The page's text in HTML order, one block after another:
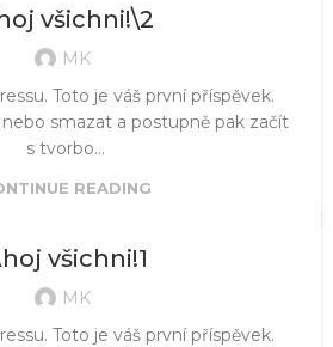
všichni!\2
MK
Toto je váš první příspěvek.
smazat a postupně pak začít
s tvorbo...
READING
všichni!1
MK
Toto je váš první příspěvek.